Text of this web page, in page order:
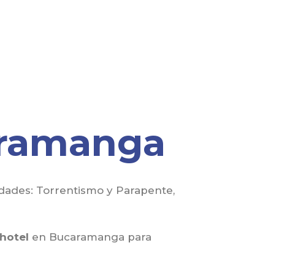
Torrentismo y Parapente,
en Bucaramanga para